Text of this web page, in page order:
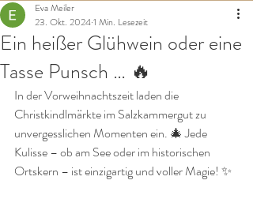
Ein heißer Glühwein oder eine
Tasse Punsch … 🔥
Eva Meiler
23. Okt. 20241 Min. Lesezeit
In der Vorweihnachtszeit laden die
Christkindlmärkte im Salzkammergut zu
unvergesslichen Momenten ein. 🎄 Jede
Kulisse – ob am See oder im historischen
Ortskern – ist einzigartig und voller Magie! ✨